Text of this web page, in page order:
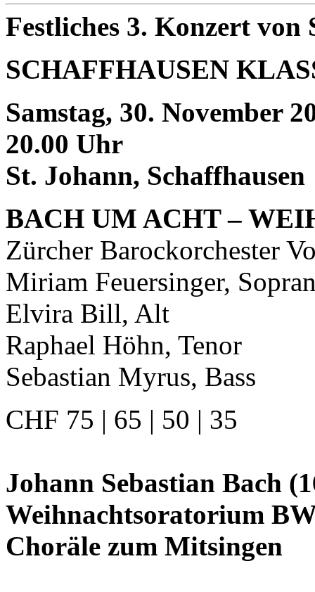
Festliches 3. Konzert von
SCHAFFHAUSEN
Samstag, 30. November
20.00 Uhr
St. Johann, Schaffhausen
BACH UM ACHT –
Zürcher Barockorchester
Miriam Feuersinger,
Elvira Bill, Alt
Raphael Höhn, Tenor
Sebastian Myrus, Bass
CHF 75 | 65 | 50 | 35
Johann Sebastian Bach
Weihnachtsoratorium
Choräle zum Mitsingen